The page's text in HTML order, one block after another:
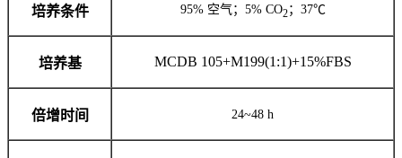
培养条件 95% 空气；5% CO2；37℃
培养基 MCDB 105+M199(1:1)+15%FBS
倍增时间 24~48 h